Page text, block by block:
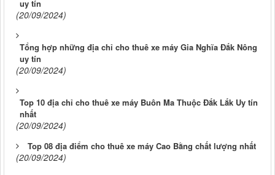
uy tín
(20/09/2024)
Tổng hợp những địa chỉ cho thuê xe máy Gia Nghĩa Đắk Nông
uy tín
(20/09/2024)
Top 10 địa chỉ cho thuê xe máy Buôn Ma Thuộc Đắk Lắk Uy tín
nhất
(20/09/2024)
Top 08 địa điểm cho thuê xe máy Cao Bằng chất lượng nhất
(20/09/2024)